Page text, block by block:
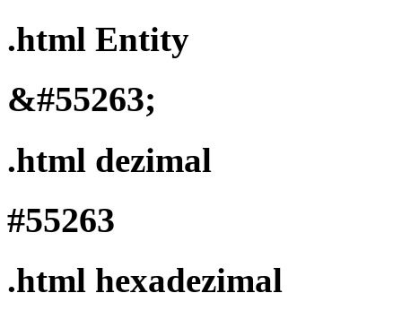
.html Entity
&#55263;
.html dezimal
#55263
.html hexadezimal